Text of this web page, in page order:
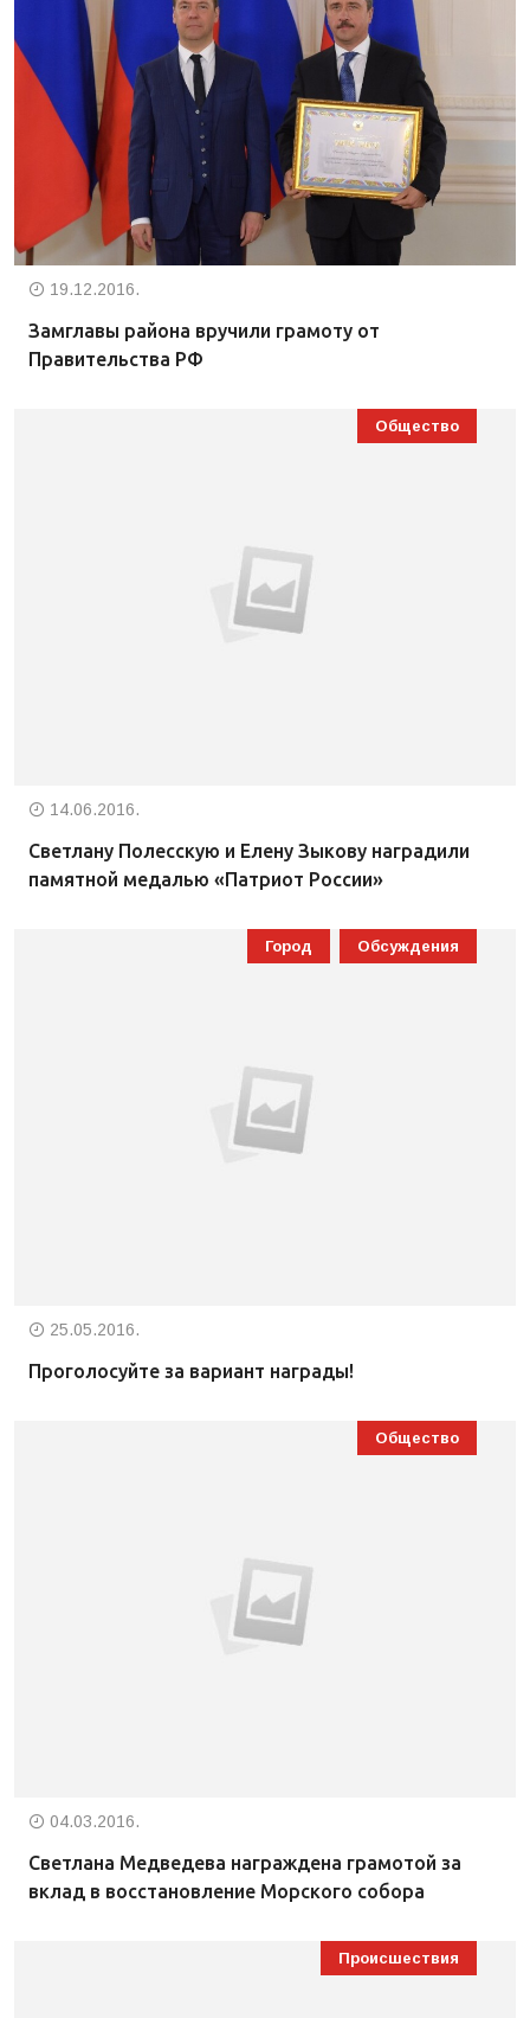
19.12.2016.
Замглавы района вручили грамоту от
Правительства РФ
Общество
14.06.2016.
Светлану Полесскую и Елену Зыкову наградили
памятной медалью «Патриот России»
Город Обсуждения
25.05.2016.
Проголосуйте за вариант награды!
Общество
04.03.2016.
Светлана Медведева награждена грамотой за
вклад в восстановление Морского собора
Происшествия